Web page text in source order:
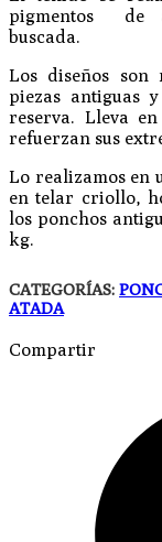
pigmentos de
buscada.
Los diseños son
piezas antiguas
reserva. Lleva
refuerzan sus
Lo realizamos en
en telar criollo,
los ponchos
kg.
CATEGORÍAS:
ATADA
Compartir